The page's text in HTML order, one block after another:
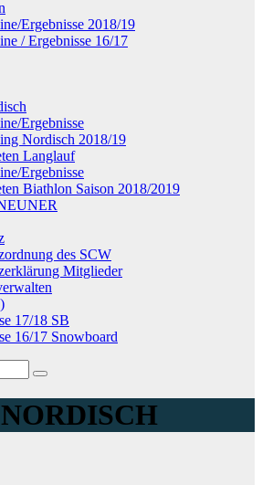
Ergebnisse 2018/19
/ Ergebnisse 16/17
Ergebnisse
Nordisch 2018/19
Langlauf
Ergebnisse
Biathlon Saison 2018/2019
des SCW
Mitglieder
17/18 SB
16/17 Snowboard
NORDISCH